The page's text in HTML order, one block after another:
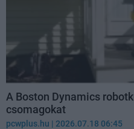
A Boston Dynamics
csomagokat
pcwplus.hu | 2026.07.18 06:45